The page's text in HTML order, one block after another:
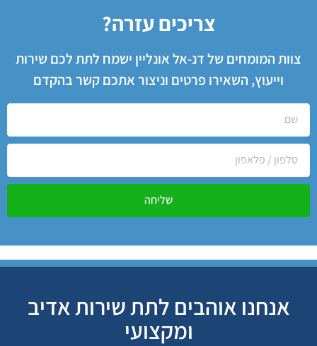
צריכים עזרה?
צוות המומחים של דנ-אל אונליין ישמח לתת לכם שירות
וייעוץ, השאירו פרטים וניצור אתכם קשר בהקדם
שליחה
אנחנו אוהבים לתת שירות אדיב
ומקצועי